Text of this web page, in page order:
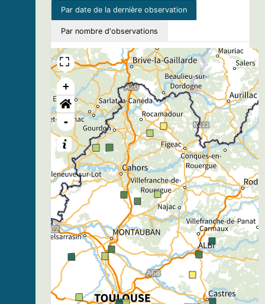
Par date de la dernière observation
Par nombre d'observations
+
-